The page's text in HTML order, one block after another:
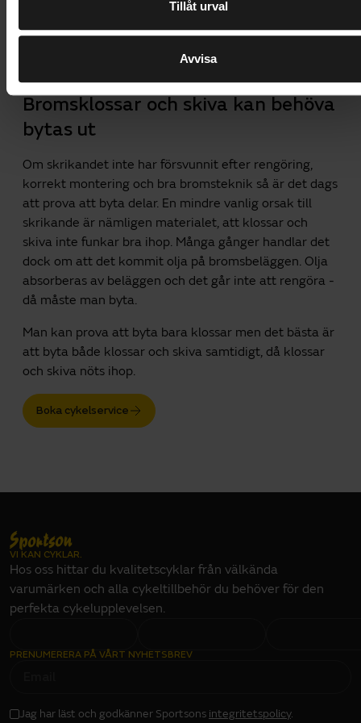
Tillåt urval
Avvisa
försiktigt hela tiden så prova att börja bromsa mer
distinkt och se om ljudet försvinner.
Bromsklossar och skiva kan behöva
bytas ut
Om skrikandet inte har försvunnit efter rengöring,
korrekt montering och bra bromsteknik så är det dags
att prova att byta delar. En mindre vanlig orsak till
skrikande är nämligen materialet, att klossar och
skiva inte funkar bra ihop. Många gånger handlar det
dock om att det kommit olja på bromsbeläggen. Olja
absorberas av beläggen och det går inte att rengöra -
då måste man byta.
Man kan prova att byta bara klossar men det bästa är
att byta både klossar och skiva samtidigt, då klossar
och skiva nöts ihop.
Boka cykelservice
VI KAN CYKLAR.
Hos oss hittar du kvalitetscyklar från välkända
varumärken och alla cykeltillbehör du behöver för den
perfekta cykelupplevelsen.
PRENUMERERA PÅ VÅRT NYHETSBREV
I
Jag har läst och godkänner Sportsons integritetspolicy.